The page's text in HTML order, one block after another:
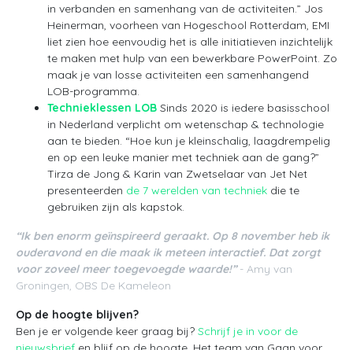
in verbanden en samenhang van de activiteiten.” Jos
Heinerman, voorheen van Hogeschool Rotterdam, EMI
liet zien hoe eenvoudig het is alle initiatieven inzichtelijk
te maken met hulp van een bewerkbare PowerPoint. Zo
maak je van losse activiteiten een samenhangend
LOB-programma.
Technieklessen LOB Sinds 2020 is iedere basisschool
in Nederland verplicht om wetenschap & technologie
aan te bieden. “Hoe kun je kleinschalig, laagdrempelig
en op een leuke manier met techniek aan de gang?”
Tirza de Jong & Karin van Zwetselaar van Jet Net
presenteerden de 7 werelden van techniek die te
gebruiken zijn als kapstok.
“Ik ben enorm geïnspireerd geraakt. Op 8 november heb ik
ouderavond en die maak ik meteen interactief. Dat zorgt
voor zoveel meer toegevoegde waarde!”- Amy van
Groningen, OBS De Kameleon
Op de hoogte blijven?
Ben je er volgende keer graag bij? Schrijf je in voor de